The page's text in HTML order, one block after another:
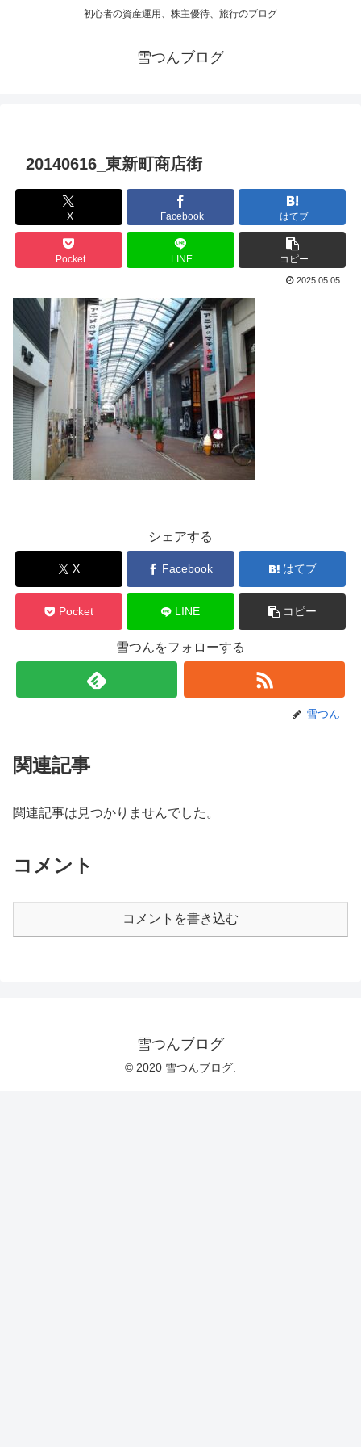
初心者の資産運用、株主優待、旅行のブログ
雪つんブログ
20140616_東新町商店街
X Facebook はてブ
Pocket LINE コピー
2025.05.05
シェアする
X Facebook はてブ
Pocket LINE コピー
雪つんをフォローする
雪つん
関連記事
関連記事は見つかりませんでした。
コメント
コメントを書き込む
雪つんブログ
© 2020 雪つんブログ.